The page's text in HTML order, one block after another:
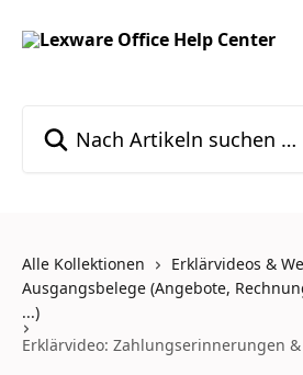
Alle Kollektionen
Erklärvideos &
Ausgangsbelege (Angebote,
...)
Erklärvideo: Zahlungserinnerungen